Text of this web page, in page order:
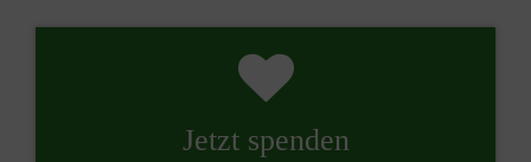
Jetzt spenden